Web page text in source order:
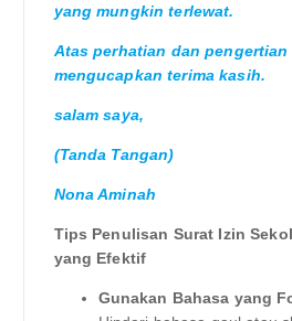
yang mungkin terlewat.
Atas perhatian dan
mengucapkan terima kasih.
salam saya,
(Tanda Tangan)
Nona Aminah
Tips Penulisan Surat Izin
yang Efektif
Gunakan Bahasa yang